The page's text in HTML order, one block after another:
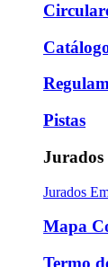
Pistas
Jurados
Jurados
Mapa
Termo